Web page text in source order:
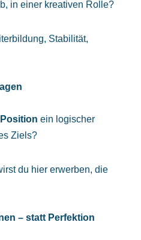
in einer kreativen Rolle?
Stabilität,
ein logischer
Ziels?
du hier erwerben, die
– statt Perfektion